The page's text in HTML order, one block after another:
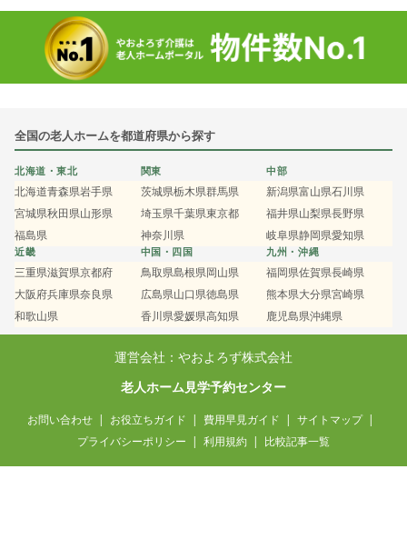
全国の老人ホームを都道府県から探す
北海道・東北
北海道青森県岩手県
宮城県秋田県山形県
福島県
関東
茨城県栃木県群馬県
埼玉県千葉県東京都
神奈川県
中部
新潟県富山県石川県
福井県山梨県長野県
岐阜県静岡県愛知県
近畿
三重県滋賀県京都府
大阪府兵庫県奈良県
和歌山県
中国・四国
鳥取県島根県岡山県
広島県山口県徳島県
香川県愛媛県高知県
九州・沖縄
福岡県佐賀県長崎県
熊本県大分県宮崎県
鹿児島県沖縄県
運営会社：やおよろず株式会社
老人ホーム見学予約センター
お問い合わせ お役立ちガイド 費用早見ガイド
サイトマップ
プライバシーポリシー
利用規約 比較記事一覧